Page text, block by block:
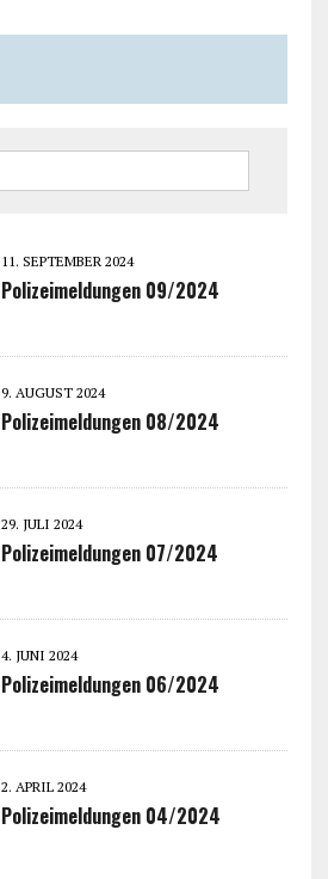
11. SEPTEMBER 2024
Polizeimeldungen 09/2024
9. AUGUST 2024
Polizeimeldungen 08/2024
29. JULI 2024
Polizeimeldungen 07/2024
4. JUNI 2024
Polizeimeldungen 06/2024
2. APRIL 2024
Polizeimeldungen 04/2024